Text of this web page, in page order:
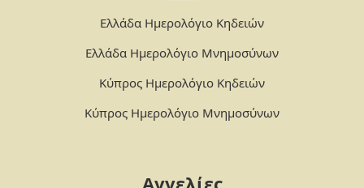
Ελλάδα Ημερολόγιο Κηδειών
Ελλάδα Ημερολόγιο Μνημοσύνων
Κύπρος Ημερολόγιο Κηδειών
Κύπρος Ημερολόγιο Μνημοσύνων
Αγγελίες